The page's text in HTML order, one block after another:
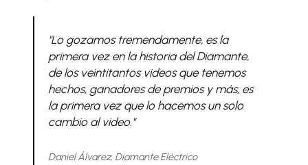
"Lo gozamos tremendamente, es la
primera vez en la historia del Diamante,
de los veintitantos videos que tenemos
hechos, ganadores de premios y más, es
la primera vez que lo hacemos un solo
cambio al video."
Daniel Álvarez, Diamante Eléctrico